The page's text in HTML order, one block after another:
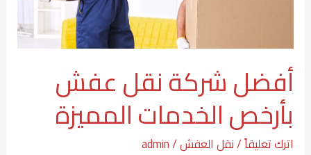
أفضل شركة نقل عفش
بأرخص الخدمات المميزة
اترك تعليقاً/نقل العفش/
admin